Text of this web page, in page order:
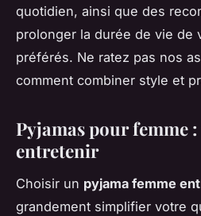
quotidien, ainsi que des
prolonger la durée de vie de
préférés. Ne ratez pas nos
comment combiner style et
Pyjamas pour femme
entretenir
Choisir un pyjama femme
grandement simplifier votre